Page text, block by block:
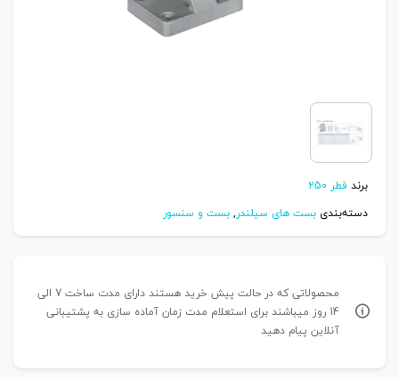
برند قطر 250
دسته‌بندی بست های سیلندر,بست و سنسور
محصولاتی که در حالت پیش خرید هستند دارای مدت ساخت 7 الی
14 روز میباشند برای استعلام مدت زمان آماده سازی به پشتیبانی
آنلاین پیام دهید